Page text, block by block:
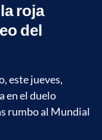
roja
del
este jueves,
en el duelo
rumbo al Mundial